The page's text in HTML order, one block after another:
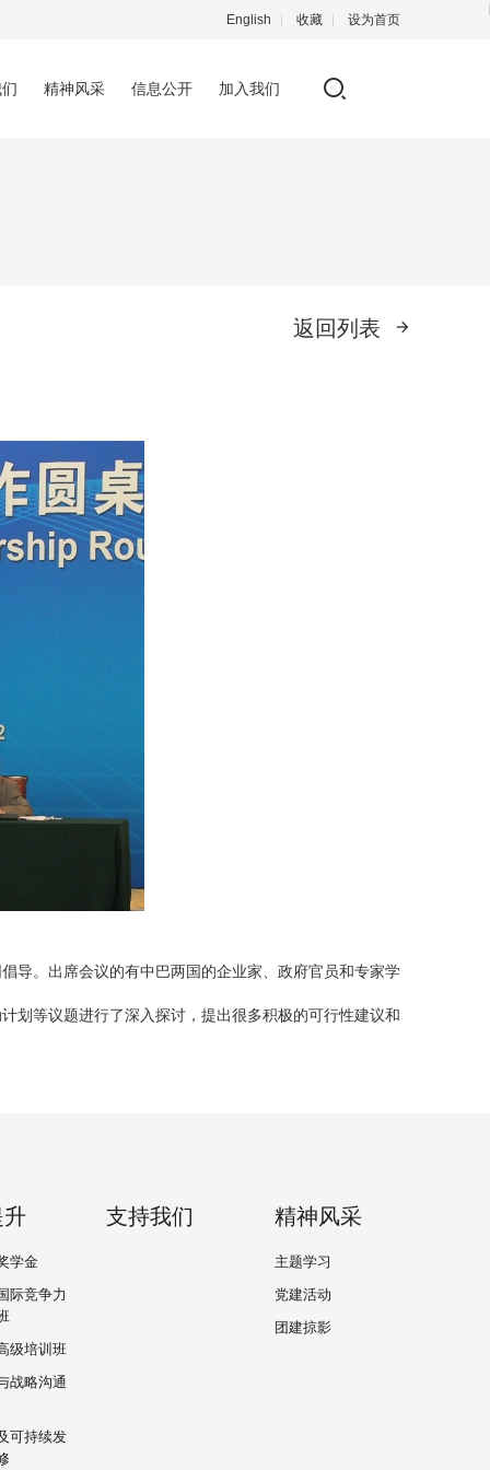
English 收藏 设为首页
精神风采 信息公开 加入我们
返回列表
导。出席会议的有中巴两国的企业家、政府官员和专家学
划等议题进行了深入探讨，提出很多积极的可行性建议和
学金
际竞争力
级培训班
战略沟通
可持续发
支持我们 精神风采
主题学习
党建活动
团建掠影